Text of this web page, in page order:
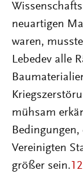
neuartigen
waren,
Lebedev alle
mühsam
Vereinigten
größer sein. 12